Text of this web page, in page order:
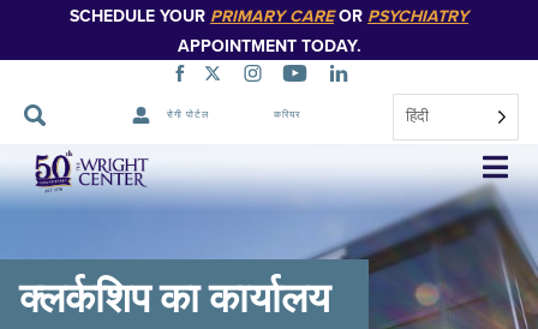
SCHEDULE YOUR PRIMARY CAREOR PSYCHIATRY
APPOINTMENT TODAY.
रोगी पोर्टल करियर हिंदी
नेविगेशन
छोड़ें
क्लर्कशिप का कार्यालय